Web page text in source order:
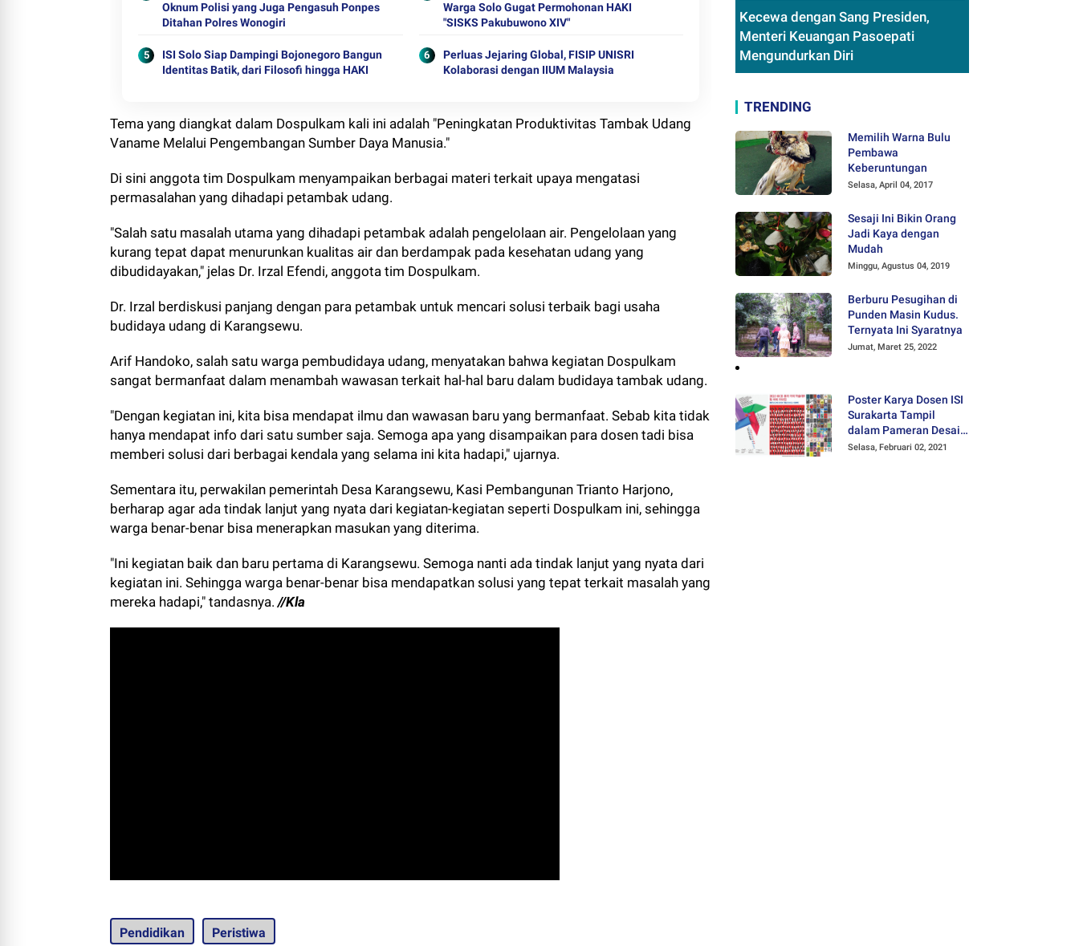
Oknum Polisi yang Juga Pengasuh Ponpes
Ditahan Polres Wonogiri
Warga Solo Gugat Permohonan HAKI
"SISKS Pakubuwono XIV"
ISI Solo Siap Dampingi Bojonegoro Bangun
Identitas Batik, dari Filosofi hingga HAKI
Perluas Jejaring Global, FISIP UNISRI
Kolaborasi dengan IIUM Malaysia
Tema yang diangkat dalam Dospulkam kali ini adalah "Peningkatan Produktivitas Tambak Udang
Vaname Melalui Pengembangan Sumber Daya Manusia."
Di sini anggota tim Dospulkam menyampaikan berbagai materi terkait upaya mengatasi
permasalahan yang dihadapi petambak udang.
"Salah satu masalah utama yang dihadapi petambak adalah pengelolaan air. Pengelolaan yang
kurang tepat dapat menurunkan kualitas air dan berdampak pada kesehatan udang yang
dibudidayakan," jelas Dr. Irzal Efendi, anggota tim Dospulkam.
Dr. Irzal berdiskusi panjang dengan para petambak untuk mencari solusi terbaik bagi usaha
budidaya udang di Karangsewu.
Arif Handoko, salah satu warga pembudidaya udang, menyatakan bahwa kegiatan Dospulkam
sangat bermanfaat dalam menambah wawasan terkait hal-hal baru dalam budidaya tambak udang.
"Dengan kegiatan ini, kita bisa mendapat ilmu dan wawasan baru yang bermanfaat. Sebab kita tidak
hanya mendapat info dari satu sumber saja. Semoga apa yang disampaikan para dosen tadi bisa
memberi solusi dari berbagai kendala yang selama ini kita hadapi," ujarnya.
Sementara itu, perwakilan pemerintah Desa Karangsewu, Kasi Pembangunan Trianto Harjono,
berharap agar ada tindak lanjut yang nyata dari kegiatan-kegiatan seperti Dospulkam ini, sehingga
warga benar-benar bisa menerapkan masukan yang diterima.
"Ini kegiatan baik dan baru pertama di Karangsewu. Semoga nanti ada tindak lanjut yang nyata dari
kegiatan ini. Sehingga warga benar-benar bisa mendapatkan solusi yang tepat terkait masalah yang
mereka hadapi," tandasnya.//Kla
Pendidikan Peristiwa
Kecewa dengan Sang Presiden,
Menteri Keuangan Pasoepati
Mengundurkan Diri
TRENDING
Memilih Warna Bulu
Pembawa
Keberuntungan
Selasa, April 04, 2017
Sesaji Ini Bikin Orang
Jadi Kaya dengan
Mudah
Minggu, Agustus 04, 2019
Berburu Pesugihan di
Punden Masin Kudus.
Ternyata Ini Syaratnya
Jumat, Maret 25, 2022
Poster Karya Dosen ISI
Surakarta Tampil
dalam Pameran Desain
Poster Internasional
Selasa, Februari 02, 2021